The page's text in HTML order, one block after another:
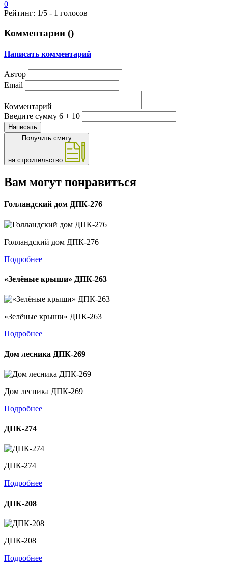
0
Рейтинг: 1/5 - 1 голосов
Комментарии ()
Написать комментарий
Автор
Email
Комментарий
Введите сумму 6 + 10
Написать
Получить смету
на строительство
Вам могут понравиться
Голландский дом ДПК-276
Голландский дом ДПК-276
Подробнее
«Зелёные крыши» ДПК-263
«Зелёные крыши» ДПК-263
Подробнее
Дом лесника ДПК-269
Дом лесника ДПК-269
Подробнее
ДПК-274
ДПК-274
Подробнее
ДПК-208
ДПК-208
Подробнее